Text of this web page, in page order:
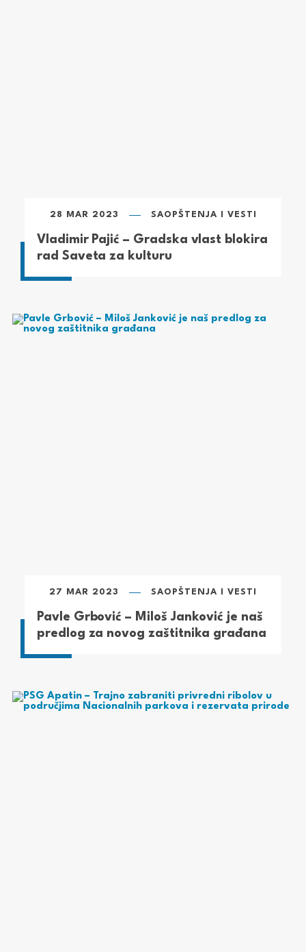
28 MAR 2023 SAOPŠTENJA I VESTI
Vladimir Pajić – Gradska vlast blokira
rad Saveta za kulturu
27 MAR 2023 SAOPŠTENJA I VESTI
Pavle Grbović – Miloš Janković je naš
predlog za novog zaštitnika građana